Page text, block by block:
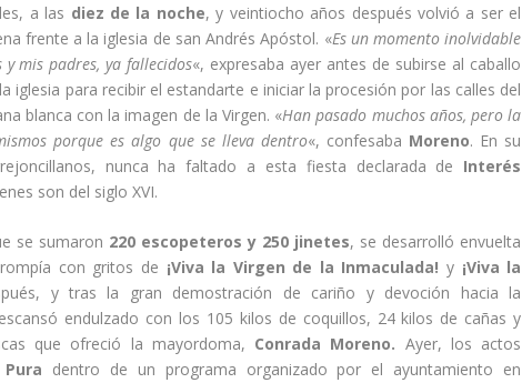
a las diez de la noche, y veintiocho años después volvió a ser el
frente a la iglesia de san Andrés Apóstol. «Es un momento inolvidable
mis padres, ya fallecidos«, expresaba ayer antes de subirse al caballo
iglesia para recibir el estandarte e iniciar la procesión por las calles del
blanca con la imagen de la Virgen. «Han pasado muchos años, pero la
porque es algo que se lleva dentro«, confesaba Moreno. En su
nunca ha faltado a esta fiesta declarada de Interés
son del siglo XVI.
se sumaron 220 escopeteros y 250 jinetes, se desarrolló envuelta
con gritos de ¡Viva la Virgen de la Inmaculada! y ¡Viva la
y tras la gran demostración de cariño y devoción hacia la
endulzado con los 105 kilos de coquillos, 24 kilos de cañas y
que ofreció la mayordoma, Conrada Moreno. Ayer, los actos
dentro de un programa organizado por el ayuntamiento en